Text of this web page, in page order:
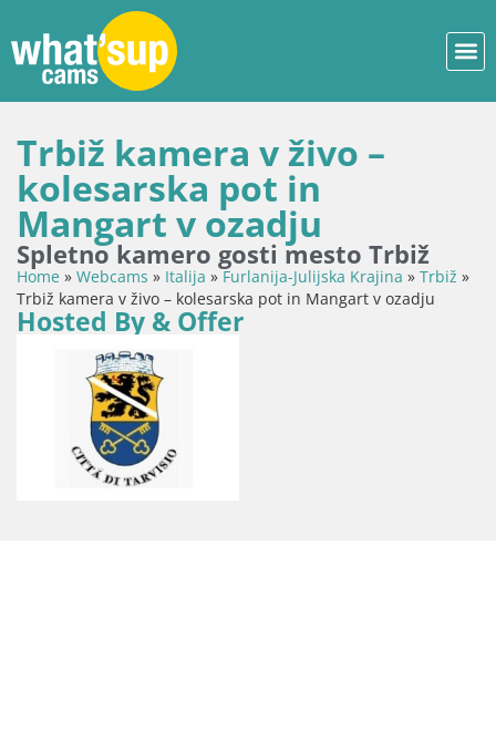
Trbiž kamera v živo –
kolesarska pot in
Mangart v ozadju
Spletno kamero gosti mesto Trbiž
Home » Webcams » Italija »Furlanija-Julijska Krajina » Trbiž »
Trbiž kamera v živo – kolesarska pot in Mangart v ozadju
Hosted By & Offer